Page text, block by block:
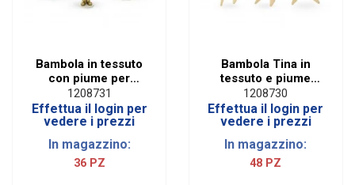
Bambola in tessuto
con piume per
bomboniera
comunione bimba
1208731
Effettua il login per
vedere i prezzi
In magazzino:
36 PZ
Bambola Tina in
tessuto e piume
assortita nei 3
colori.
1208730
Effettua il login per
vedere i prezzi
In magazzino:
48 PZ